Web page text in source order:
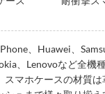
、Huawei、
、Lenovoなど全機
スマホケースの材質